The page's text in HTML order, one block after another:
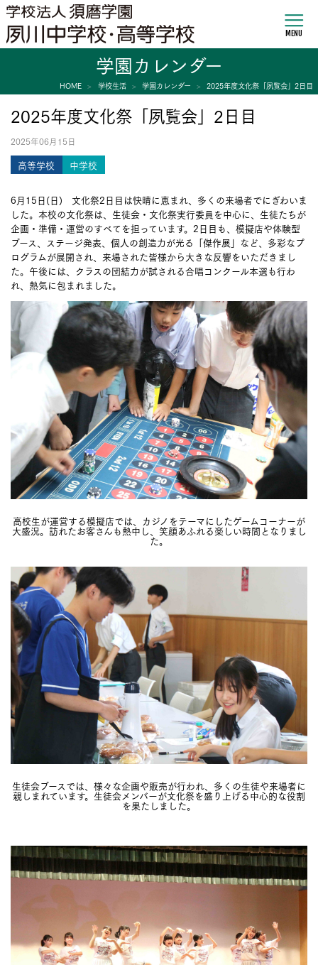
MENU
学園カレンダー
HOME 学校生活 学園カレンダー 2025年度文化祭「夙覧会」2日目
2025年度文化祭「夙覧会」2日目
2025年06月15日
高等学校 中学校
6月15日(日) 文化祭2日目は快晴に恵まれ、多くの来場者でにぎわいま
した。本校の文化祭は、生徒会・文化祭実行委員を中心に、生徒たちが
企画・準備・運営のすべてを担っています。2日目も、模擬店や体験型
ブース、ステージ発表、個人の創造力が光る「傑作展」など、多彩なプ
ログラムが展開され、来場された皆様から大きな反響をいただきまし
た。午後には、クラスの団結力が試される合唱コンクール本選も行わ
れ、熱気に包まれました。
高校生が運営する模擬店では、カジノをテーマにしたゲームコーナーが
大盛況。訪れたお客さんも熱中し、笑顔あふれる楽しい時間となりまし
た。
生徒会ブースでは、様々な企画や販売が行われ、多くの生徒や来場者に
親しまれています。生徒会メンバーが文化祭を盛り上げる中心的な役割
を果たしました。